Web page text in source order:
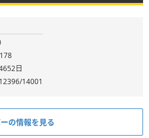
日
14001
の情報を見る